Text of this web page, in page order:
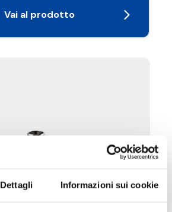
Dettagli Informazioni sui cookie
Vai al prodotto